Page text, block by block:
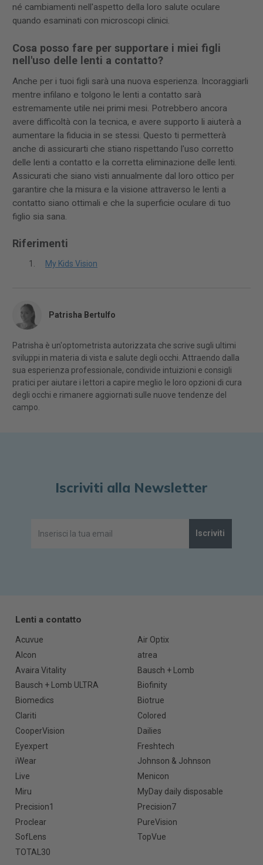
né cambiamenti nell'aspetto della loro salute oculare
quando esaminati con microscopi clinici.
Cosa posso fare per supportare i miei figli
nell'uso delle lenti a contatto?
Anche per i tuoi figli sarà una nuova esperienza. Incoraggiarli
mentre infilano e tolgono le lenti a contatto sarà
estremamente utile nei primi mesi. Potrebbero ancora
avere difficoltà con la tecnica, e avere supporto li aiuterà a
aumentare la fiducia in se stessi. Questo ti permetterà
anche di assicurarti che stiano rispettando l'uso corretto
delle lenti a contatto e la corretta eliminazione delle lenti.
Assicurati che siano visti annualmente dal loro ottico per
garantire che la misura e la visione attraverso le lenti a
contatto siano ottimali e che la superficie oculare di tuo
figlio sia sana.
Riferimenti
My Kids Vision
Patrisha Bertulfo
Patrisha è un'optometrista autorizzata che scrive sugli ultimi
sviluppi in materia di vista e salute degli occhi. Attraendo dalla
sua esperienza professionale, condivide intuizioni e consigli
pratici per aiutare i lettori a capire meglio le loro opzioni di cura
degli occhi e rimanere aggiornati sulle nuove tendenze del
campo.
Iscriviti alla Newsletter
Iscriviti
Lenti a contatto
Acuvue
Air Optix
Alcon
atrea
Avaira Vitality
Bausch + Lomb
Bausch + Lomb ULTRA
Biofinity
Biomedics
Biotrue
Clariti
Colored
CooperVision
Dailies
Eyexpert
Freshtech
iWear
Johnson & Johnson
Live
Menicon
Miru
MyDay daily disposable
Precision1
Precision7
Proclear
PureVision
SofLens
TopVue
TOTAL30